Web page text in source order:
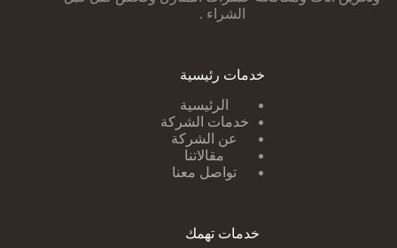
الشراء .
خدمات رئيسية
الرئيسية
خدمات الشركة
عن الشركة
مقالاتنا
تواصل معنا
خدمات تهمك